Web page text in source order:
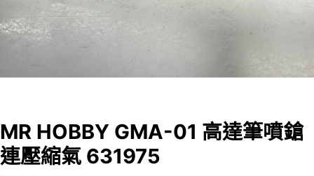
MR HOBBY GMA-01 高達筆噴鎗
連壓縮氣 631975